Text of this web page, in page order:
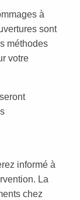
à
sont
méthodes
votre
informé à
La
chez